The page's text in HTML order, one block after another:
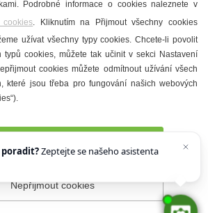
Ubytování
Restaurace
muzeum a galerie
Denní meníčka
Správce webu
Podrobné informace o cookies naleznete v
. Kliknutím na Přijmout všechny cookies
užívat všechny typy cookies. Chcete-li povolit
typů cookies, můžete tak učinit v sekci Nastavení
cookies můžete odmítnout užívání všech
které jsou třeba pro fungování našich webových
Nepřijmout cookies
Zeptejte se našeho asistenta